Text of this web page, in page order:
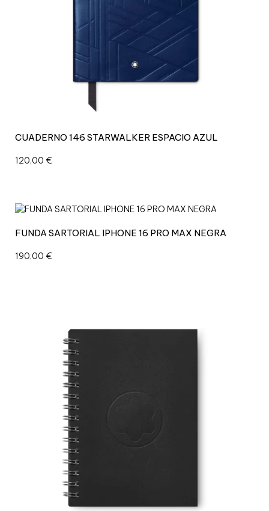
CUADERNO 146 STARWALKER ESPACIO AZUL
120,00 €
FUNDA SARTORIAL IPHONE 16 PRO MAX NEGRA
190,00 €